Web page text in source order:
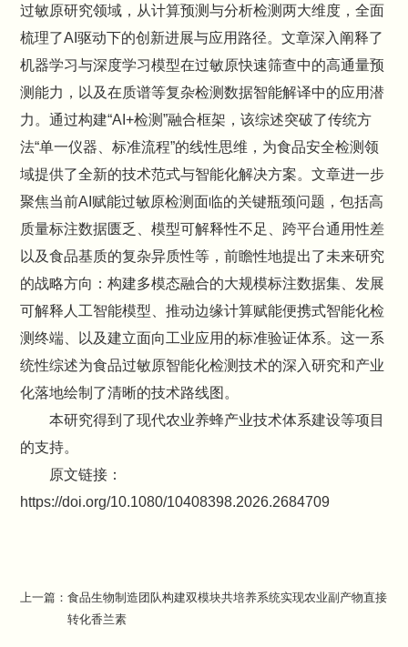
过敏原研究领域，从计算预测与分析检测两大维度，全面
梳理了AI驱动下的创新进展与应用路径。文章深入阐释了
机器学习与深度学习模型在过敏原快速筛查中的高通量预
测能力，以及在质谱等复杂检测数据智能解译中的应用潜
力。通过构建“AI+检测”融合框架，该综述突破了传统方
法“单一仪器、标准流程”的线性思维，为食品安全检测领
域提供了全新的技术范式与智能化解决方案。文章进一步
聚焦当前AI赋能过敏原检测面临的关键瓶颈问题，包括高
质量标注数据匮乏、模型可解释性不足、跨平台通用性差
以及食品基质的复杂异质性等，前瞻性地提出了未来研究
的战略方向：构建多模态融合的大规模标注数据集、发展
可解释人工智能模型、推动边缘计算赋能便携式智能化检
测终端、以及建立面向工业应用的标准验证体系。这一系
统性综述为食品过敏原智能化检测技术的深入研究和产业
化落地绘制了清晰的技术路线图。
本研究得到了现代农业养蜂产业技术体系建设等项目
的支持。
原文链接：
https://doi.org/10.1080/10408398.2026.2684709
上一篇：食品生物制造团队构建双模块共培养系统实现农业副产物直接
转化香兰素